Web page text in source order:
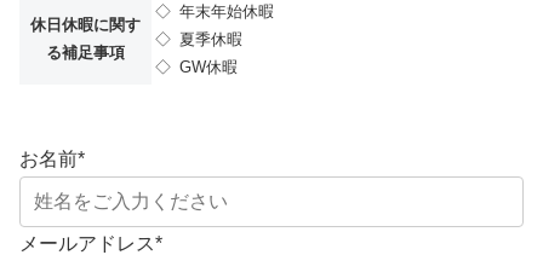
休日休暇に関す
る補足事項
◇ 年末年始休暇
◇ 夏季休暇
◇ GW休暇
お名前*
メールアドレス*